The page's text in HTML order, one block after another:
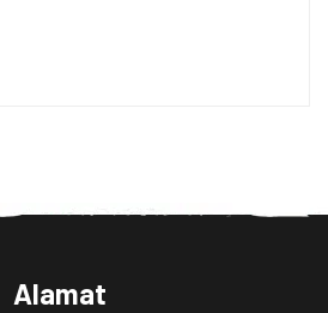
Alamat